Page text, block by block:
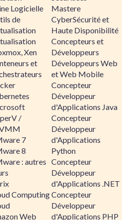
Logicielle
de
Xen
et
/
7
8
: autres
Computing
Web
Mastere
CyberSécurité et
Haute Disponibilité
Concepteurs et
Développeurs
Développeurs Web
et Web Mobile
Concepteur
Développeur
d'Applications Java
Concepteur
Développeur
d'Applications
Python
Concepteur
Développeur
d'Applications .NET
Concepteur
Développeur
d'Applications PHP